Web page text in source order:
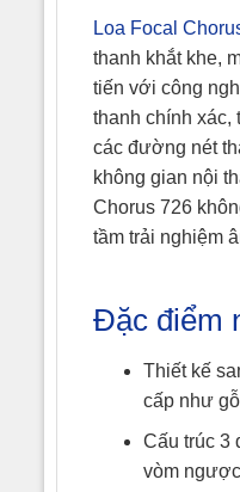
Loa Focal
thanh khắt khe,
tiến với công
thanh chính xác,
các đường nét
không gian nội
Chorus 726
tầm trải nghiệm
Đặc điểm
Thiết kế
cấp như
Cấu trúc 3
vòm